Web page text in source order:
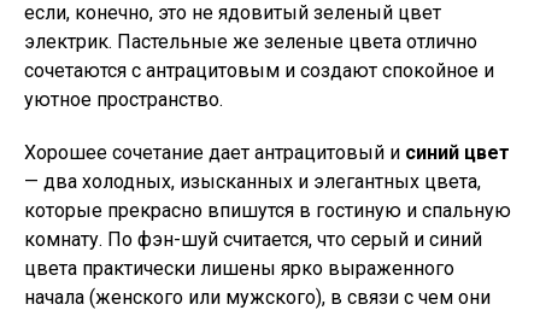
если, конечно, это не ядовитый зеленый цвет
электрик. Пастельные же зеленые цвета отлично
сочетаются с антрацитовым и создают спокойное и
уютное пространство.
Хорошее сочетание дает антрацитовый и синий цвет
— два холодных, изысканных и элегантных цвета,
которые прекрасно впишутся в гостиную и спальную
комнату. По фэн-шуй считается, что серый и синий
цвета практически лишены ярко выраженного
начала (женского или мужского), в связи с чем они